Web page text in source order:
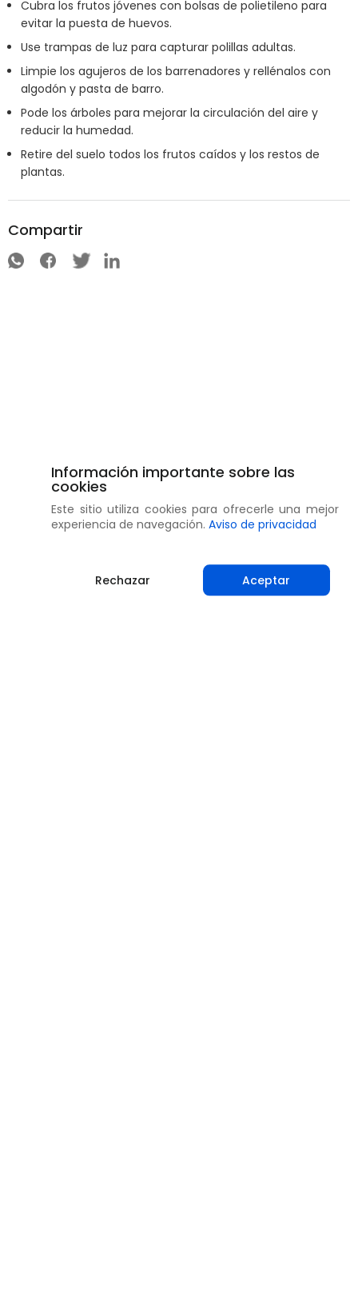
Cubra los frutos jóvenes con bolsas de polietileno para
evitar la puesta de huevos.
Use trampas de luz para capturar polillas adultas.
Limpie los agujeros de los barrenadores y rellénalos con
algodón y pasta de barro.
Pode los árboles para mejorar la circulación del aire y
reducir la humedad.
Retire del suelo todos los frutos caídos y los restos de
plantas.
Compartir
Información importante sobre las
cookies
Este sitio utiliza cookies para ofrecerle una mejor
experiencia de navegación. Aviso de privacidad
Rechazar Aceptar